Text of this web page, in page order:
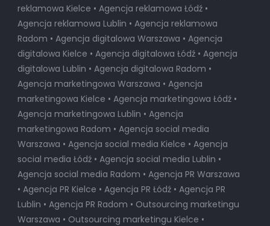
reklamowa Kielce • Agencja reklamowa Łódź •
Agencja reklamowa Lublin • Agencja reklamowa
Radom • Agencja digitalowa Warszawa • Agencja
digitalowa Kielce • Agencja digitalowa Łódź • Agencja
digitalowa Lublin • Agencja digitalowa Radom •
Agencja marketingowa Warszawa • Agencja
marketingowa Kielce • Agencja marketingowa Łódź •
Agencja marketingowa Lublin • Agencja
marketingowa Radom • Agencja social media
Warszawa • Agencja social media Kielce • Agencja
social media Łódź • Agencja social media Lublin •
Agencja social media Radom • Agencja PR Warszawa
• Agencja PR Kielce • Agencja PR Łódź • Agencja PR
Lublin • Agencja PR Radom • Outsourcing marketingu
Warszawa • Outsourcing marketingu Kielce •